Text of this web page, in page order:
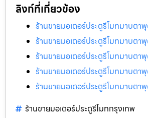
ลิงก์ที่เกี่ยวข้อง
ร้านขายมอเตอร์ประตูรีโมทมาบตา
ร้านขายมอเตอร์ประตูรีโมทมาบตา
ร้านขายมอเตอร์ประตูรีโมทมาบตา
ร้านขายมอเตอร์ประตูรีโมทมาบตา
ร้านขายมอเตอร์ประตูรีโมทมาบตา
ร้านขายมอเตอร์ประตูรีโมทกรุงเทพ